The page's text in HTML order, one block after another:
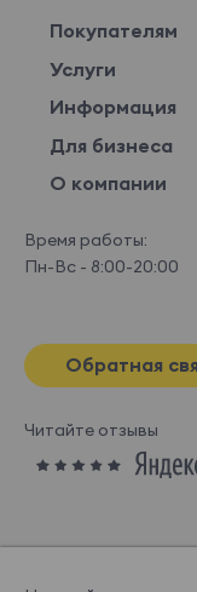
Покупателям
Услуги
Информация
Для бизнеса
О компании
Время работы:
Пн-Вс - 8:00-20:00
Обратная
Читайте отзывы